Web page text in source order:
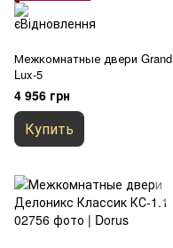
Межкомнатные двери Grand
Lux-5
4 956 грн
Купить